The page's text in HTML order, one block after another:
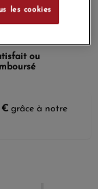
frais
ou
€ grâce à notre
les cookies